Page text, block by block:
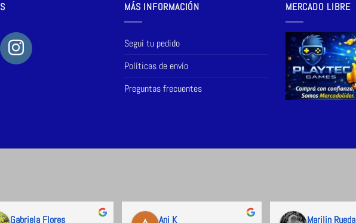
MÁS INFORMACIÓN
Seguí tu pedido
Políticas de envío
Preguntas frecuentes
MERCADO LIBRE
Gabriela Flores Ani K Marilin Rueda